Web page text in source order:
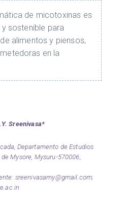
de micotoxinas es
sostenible para
alimentos y piensos,
en la
Sreenivasa*
Departamento de Estudios
Mysore, Mysuru-570006,
sreenivasamy@gmail.com;